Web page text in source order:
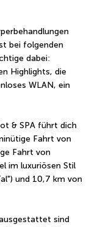
bei folgenden
dabei:
Highlights, die
WLAN, ein
& SPA führt dich
Fahrt von
Fahrt von
im luxuriösen Stil
und 10,7 km von
sind